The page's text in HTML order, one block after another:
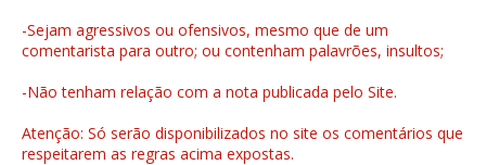
-Sejam agressivos ou ofensivos, mesmo que de um
comentarista para outro; ou contenham palavrões, insultos;
-Não tenham relação com a nota publicada pelo Site.
Atenção: Só serão disponibilizados no site os comentários que
respeitarem as regras acima expostas.